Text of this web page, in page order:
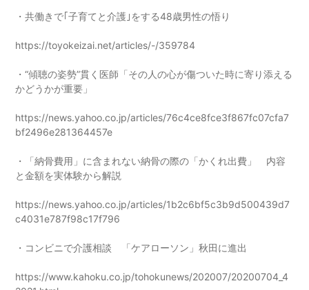
・共働きで｢子育てと介護｣をする48歳男性の悟り
https://toyokeizai.net/articles/-/359784
・“傾聴の姿勢”貫く医師「その人の心が傷ついた時に寄り添える
かどうかが重要」
https://news.yahoo.co.jp/articles/76c4ce8fce3f867fc07cfa7
bf2496e281364457e
・「納骨費用」に含まれない納骨の際の「かくれ出費」 内容
と金額を実体験から解説
https://news.yahoo.co.jp/articles/1b2c6bf5c3b9d500439d7
c4031e787f98c17f796
・コンビニで介護相談 「ケアローソン」秋田に進出
https://www.kahoku.co.jp/tohokunews/202007/20200704_4